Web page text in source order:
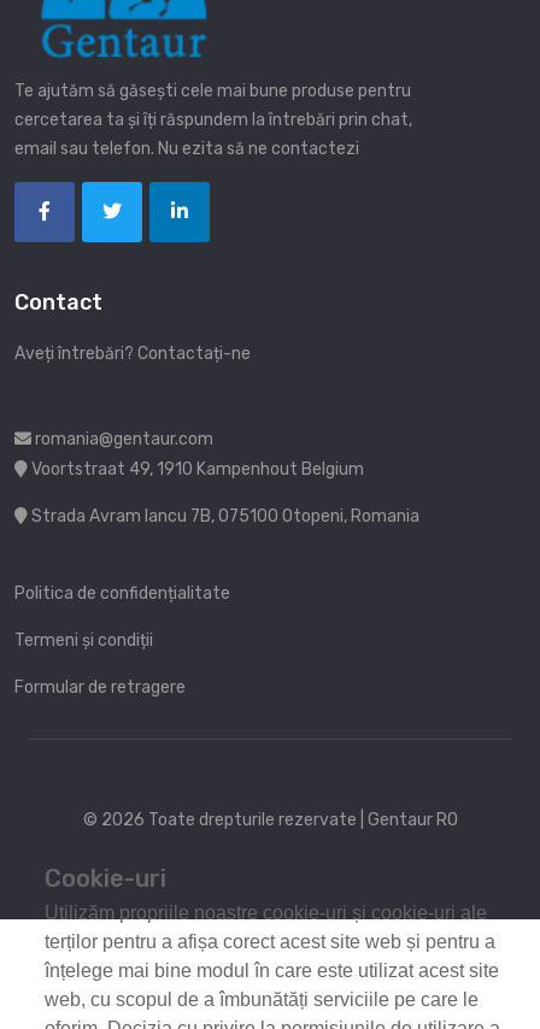
Te ajutăm să găsești cele mai bune produse pentru
cercetarea ta și îți răspundem la întrebări prin chat,
email sau telefon. Nu ezita să ne contactezi
Contact
Aveți întrebări? Contactați-ne
romania@gentaur.com
Voortstraat 49, 1910 Kampenhout Belgium
Strada Avram Iancu 7B, 075100 Otopeni, Romania
Politica de confidențialitate
Termeni și condiții
Formular de retragere
© 2026 Toate drepturile rezervate | Gentaur RO
Cookie-uri
Utilizăm propriile noastre cookie-uri și cookie-uri ale
terților pentru a afișa corect acest site web și pentru a
înțelege mai bine modul în care este utilizat acest site
web, cu scopul de a îmbunătăți serviciile pe care le